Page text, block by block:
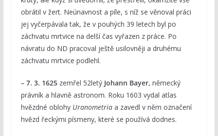
obrátil v žert. Neúnavnost a píle, s níž se věnoval práci
jej vyčerpávala tak, že v pouhých 39 letech byl po
záchvatu mrtvice na delší čas vyřazen z práce. Po
návratu do ND pracoval ještě usilovněji a druhému
záchvatu mrtvice podlehl.
– 7. 3. 1625 zemřel 52letý Johann Bayer, německý
právník a hlavně astronom. Roku 1603 vydal atlas
hvězdné oblohy Uranometriaa zavedl v něm označení
hvězd řeckými písmeny, které se používá dodnes.